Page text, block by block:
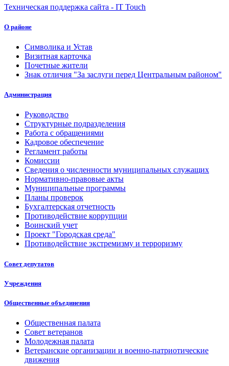
Техническая поддержка сайта - IT Touch
О районе
Символика и Устав
Визитная карточка
Почетные жители
Знак отличия "За заслуги перед Центральным районом"
Администрация
Руководство
Структурные подразделения
Работа с обращениями
Кадровое обеспечение
Регламент работы
Комиссии
Сведения о численности муниципальных служащих
Нормативно-правовые акты
Муниципальные программы
Планы проверок
Бухгалтерская отчетность
Противодействие коррупции
Воинский учет
Проект "Городская среда"
Противодействие экстремизму и терроризму
Совет депутатов
Учреждения
Общественные объединения
Общественная палата
Совет ветеранов
Молодежная палата
Ветеранские организации и военно-патриотические
движения